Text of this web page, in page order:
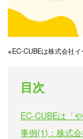
※EC-CUBEは株式会社
目次
EC-CUBEは「
事例(1)：株式